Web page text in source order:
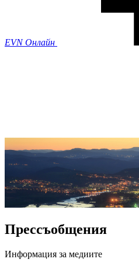
EVN Онлайн
Прессъобщения
Информация за медиите